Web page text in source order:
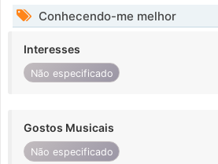
Conhecendo-me melhor
Interesses
Não especificado
Gostos Musicais
Não especificado